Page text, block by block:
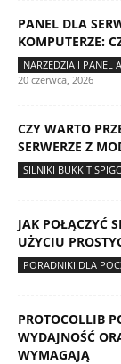
PANEL DLA
KOMPUTERZE:
NARZĘDZIA I PANEL
20 czerwca, 2026
CZY WARTO
SERWERZE Z
SILNIKI BUKKIT
JAK POŁĄCZYĆ
UŻYCIU
PORADNIKI DLA
PROTOCOLLIB
WYDAJNOŚĆ
WYMAGAJĄ